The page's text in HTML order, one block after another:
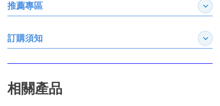
推薦專區 展開
訂購須知 展開
相關產品